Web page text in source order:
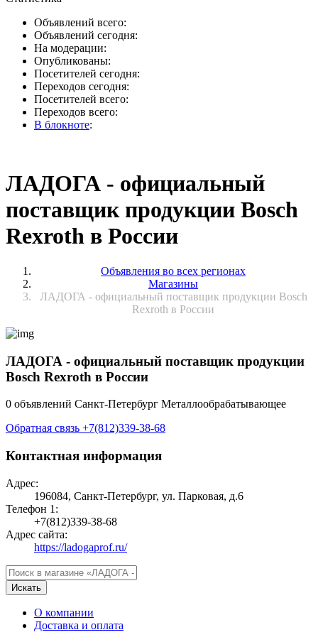
Объявлений всего:
Объявлений сегодня:
На модерации:
Опубликованы:
Посетителей сегодня:
Переходов сегодня:
Посетителей всего:
Переходов всего:
В блокноте:
ЛАДОГА - официальный
поставщик продукции Bosch
Rexroth в России
Объявления во всех регионах
Магазины
ЛАДОГА - официальный поставщик продукции Bosch
Rexroth в России
ЛАДОГА - официальный поставщик продукции
Bosch Rexroth в России
0 объявлений Санкт-Петербург Металлообрабатывающее
Обратная связь +7(812)339-38-68
Контактная информация
Адрес:
196084, Санкт-Петербург, ул. Парковая, д.6
Телефон 1:
+7(812)339-38-68
Адрес сайта:
https://ladogaprof.ru/
Искать
О компании
Доставка и оплата